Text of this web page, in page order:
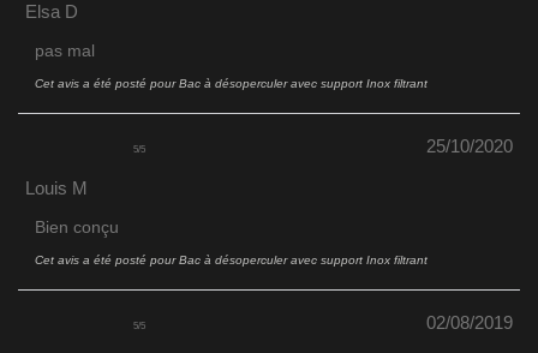
Elsa D
pas mal
Cet avis a été posté pourBac à désoperculer avec support Inox filtrant
5/5 25/10/2020
Louis M
Bien conçu
Cet avis a été posté pourBac à désoperculer avec support Inox filtrant
5/5 02/08/2019